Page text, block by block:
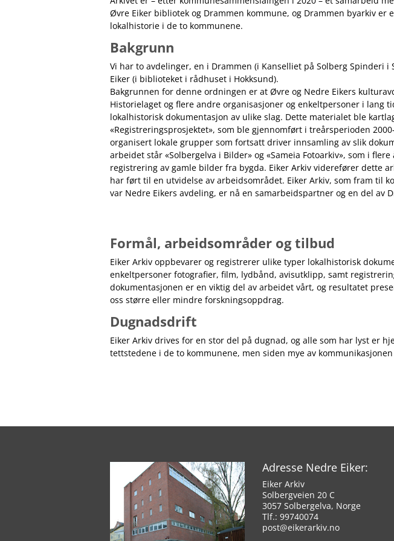
Øvre Eiker bibliotek og Drammen kommune, og Drammen byarkiv er
lokalhistorie i de to kommunene.
Bakgrunn
Vi har to avdelinger, en i Drammen (i Kanselliet på Solberg Spinderi i
Eiker (i biblioteket i rådhuset i Hokksund).
Bakgrunnen for denne ordningen er at Øvre og Nedre Eikers
Historielaget og flere andre organisasjoner og enkeltpersoner i lang
lokalhistorisk dokumentasjon av ulike slag. Dette materialet ble
«Registreringsprosjektet», som ble gjennomført i treårsperioden
organisert lokale grupper som fortsatt driver innsamling av slik
arbeidet står «Solbergelva i Bilder» og «Sameia Fotoarkiv», som i
registrering av gamle bilder fra bygda. Eiker Arkiv viderefører dette
har ført til en utvidelse av arbeidsområdet. Eiker Arkiv, som fram til
var Nedre Eikers avdeling, er nå en samarbeidspartner og en del av
Formål, arbeidsområder og tilbud
Eiker Arkiv oppbevarer og registrerer ulike typer lokalhistorisk
enkeltpersoner fotografier, film, lydbånd, avisutklipp, samt
dokumentasjonen er en viktig del av arbeidet vårt, og resultatet
oss større eller mindre forskningsoppdrag.
Dugnadsdrift
Eiker Arkiv drives for en stor del på dugnad, og alle som har lyst er
tettstedene i de to kommunene, men siden mye av
Adresse Nedre Eiker:
Eiker Arkiv
Solbergveien 20 C
3057 Solbergelva, Norge
Tlf.: 99740074
post@eikerarkiv.no